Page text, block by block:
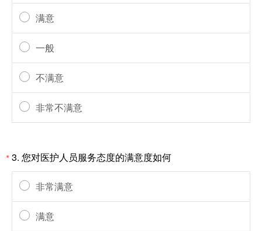
满意
一般
不满意
非常不满意
*3. 您对医护人员服务态度的满意度如何
非常满意
满意